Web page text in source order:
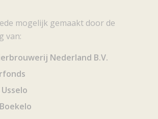
mogelijk gemaakt door de
van:
Nederland B.V.